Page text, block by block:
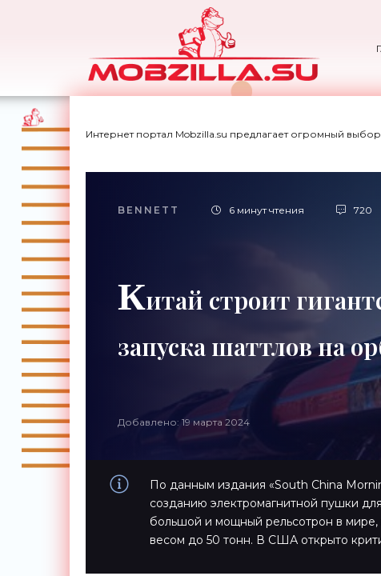
Интернет портал Mobzilla.su предлагает огромный
BENNETT 6 минут чтения 720
Китай строит
запуска шаттлов на
Добавлено: 19 марта 2024
По данным издания «South China
созданию электромагнитной пушки
большой и мощный рельсотрон в мире,
весом до 50 тонн. В США открыто